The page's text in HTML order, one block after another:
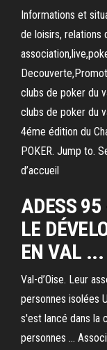
Informations et
de loisirs, relations
clubs de poker du
clubs de poker du
4éme édition du
POKER. Jump to.
d’accueil
ADESS
LE
EN VAL ...
Val-d’Oise. Leur
personnes isolées
s'est lancé dans la
personnes ...